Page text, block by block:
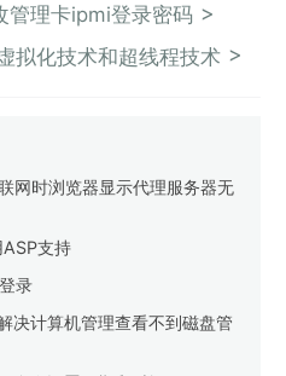
管理卡ipmi登录密码
拟化技术和超线程技术
网时浏览器显示代理服务器无
支持
录
计算机管理查看不到磁盘管